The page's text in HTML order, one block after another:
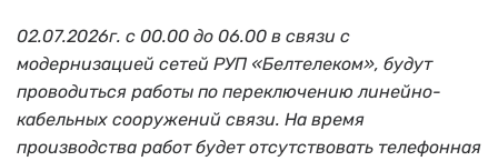
02.07.2026г. с 00.00 до 06.00 в связи с
модернизацией сетей РУП «Белтелеком», будут
проводиться работы по переключению линейно-
кабельных сооружений связи. На время
производства работ будет отсутствовать телефонная